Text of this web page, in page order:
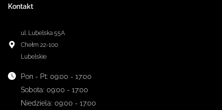
Kontakt
ul. Lubelska 55A
Chełm 22-100
Lubelskie
Pon - Pt: 09:00 - 17:00
Sobota: 09:00 - 17:00
Niedziela: 09:00 - 17:00